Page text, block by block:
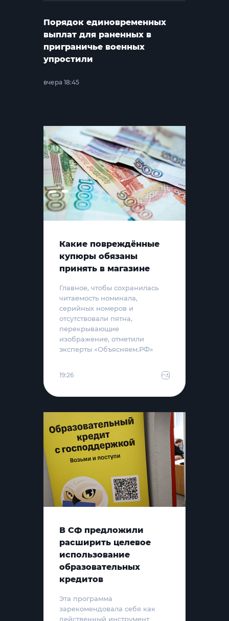
Порядок единовременных
выплат для раненных в
приграничье военных
упростили
вчера 18:45
Какие повреждённые
купюры обязаны
принять в магазине
Главное, чтобы сохранилась
читаемость номинала,
серийных номеров и
отсутствовали пятна,
перекрывающие
изображение, отметили
эксперты «Объясняем.РФ»
19:26
В СФ предложили
расширить целевое
использование
образовательных
кредитов
Эта программа
зарекомендовала себя как
действенный инструмент